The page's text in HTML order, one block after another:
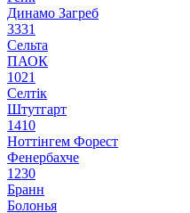
Динамо Загреб
3331
Сельта
ПАОК
1021
Селтік
Штутгарт
1410
Ноттінгем Форест
Фенербахче
1 230
Бранн
Болонья